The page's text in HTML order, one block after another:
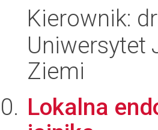
Kierownik:
Uniwersytet
Ziemi
Lokalna